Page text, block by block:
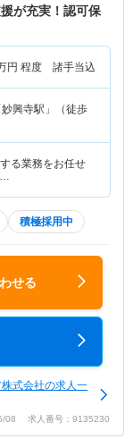
が充実！認可保
円 程度 諸手当込
興寺駅」（徒歩
る業務をお任せ
…
積極採用中
せる
式会社の求人一
08 求人番号：9135230